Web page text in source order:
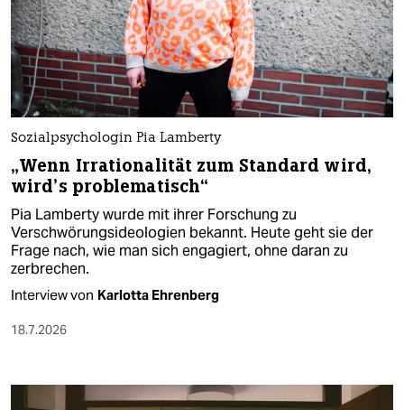
Sozialpsychologin Pia Lamberty
„Wenn Irrationalität zum Standard wird,
wird’s problematisch“
Pia Lamberty wurde mit ihrer Forschung zu
Verschwörungsideologien bekannt. Heute geht sie der
Frage nach, wie man sich engagiert, ohne daran zu
zerbrechen.
Interview von Karlotta Ehrenberg
18.7.2026